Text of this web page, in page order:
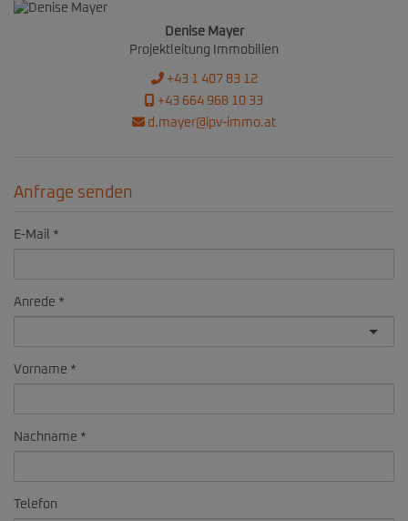
Denise Mayer
Projektleitung Immobilien
+43 1 407 83 12
+43 664 968 10 33
d.mayer@ipv-immo.at
Anfrage senden
E-Mail
Anrede
Vorname
Nachname
Telefon